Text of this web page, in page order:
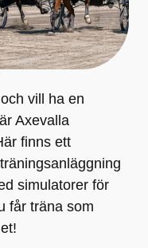
vill ha en
Axevalla
finns ett
simulatorer för
får träna som